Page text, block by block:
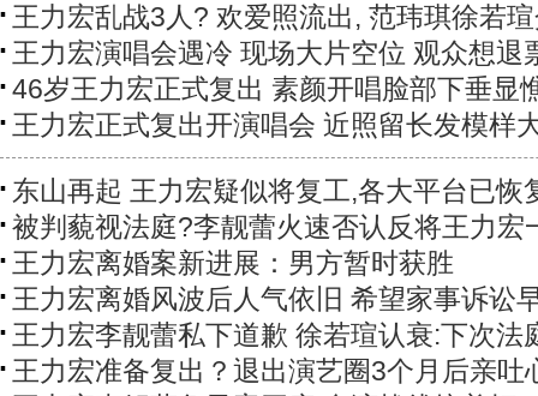
王力宏乱战3人? 欢爱照流出, 范玮琪徐若
王力宏演唱会遇冷 现场大片空位 观众想退
46岁王力宏正式复出 素颜开唱脸部下垂显
王力宏正式复出开演唱会 近照留长发模样
东山再起 王力宏疑似将复工,各大平台已恢
被判藐视法庭?李靓蕾火速否认反将王力宏
王力宏离婚案新进展：男方暂时获胜
王力宏离婚风波后人气依旧 希望家事诉讼
王力宏李靓蕾私下道歉 徐若瑄认衰:下次法
王力宏准备复出？退出演艺圈3个月后亲吐